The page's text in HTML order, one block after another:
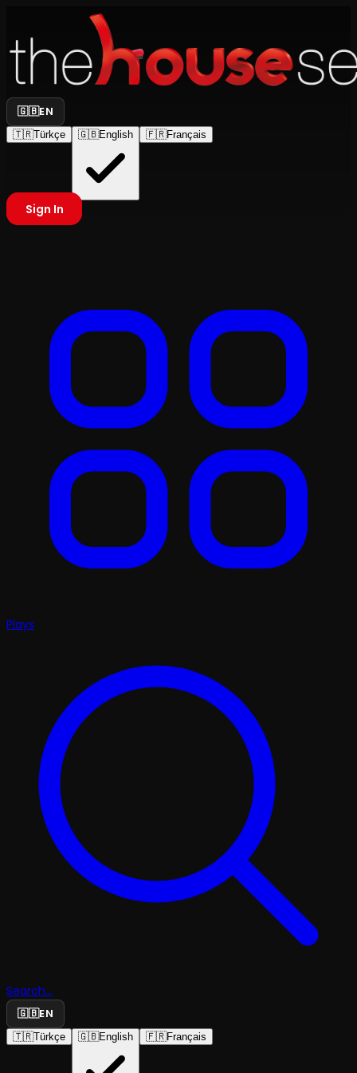
🇬🇧EN
🇹🇷Türkçe 🇬🇧English 🇫🇷Français
Sign In
Plays
Search...
🇬🇧EN
🇹🇷Türkçe 🇬🇧English 🇫🇷Français